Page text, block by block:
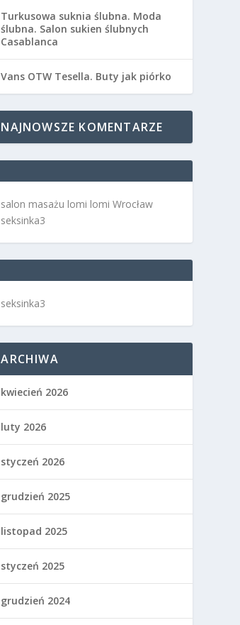
Turkusowa suknia ślubna. Moda
ślubna. Salon sukien ślubnych
Casablanca
Vans OTW Tesella. Buty jak piórko
NAJNOWSZE KOMENTARZE
salon masażu lomi lomi Wrocław
seksinka3
seksinka3
ARCHIWA
kwiecień 2026
luty 2026
styczeń 2026
grudzień 2025
listopad 2025
styczeń 2025
grudzień 2024